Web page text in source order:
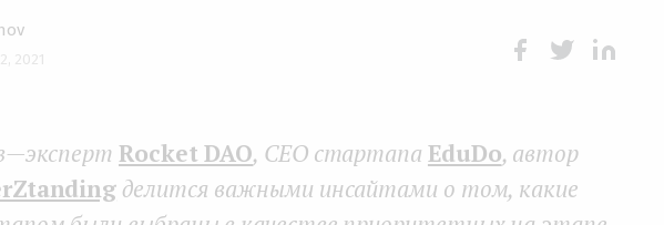
2021
k
эксперт Rocket DAO, СЕО стартапа EduDo, автор
делится важными инсайтами о том, какие